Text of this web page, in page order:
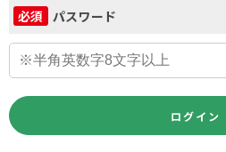
必須 パスワード
ログイン